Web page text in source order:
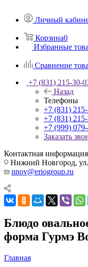
Личный
Корзина0
Избранные
Сравнение
+7 (831) 215-30-
Назад
Телефоны
+7 (831)
+7 (831)
+7 (999)
Заказать
Контактная информация
Нижний Новгород, ул.
nnov@eriogroup.ru
Блюдо
форма Гурмэ
Главная